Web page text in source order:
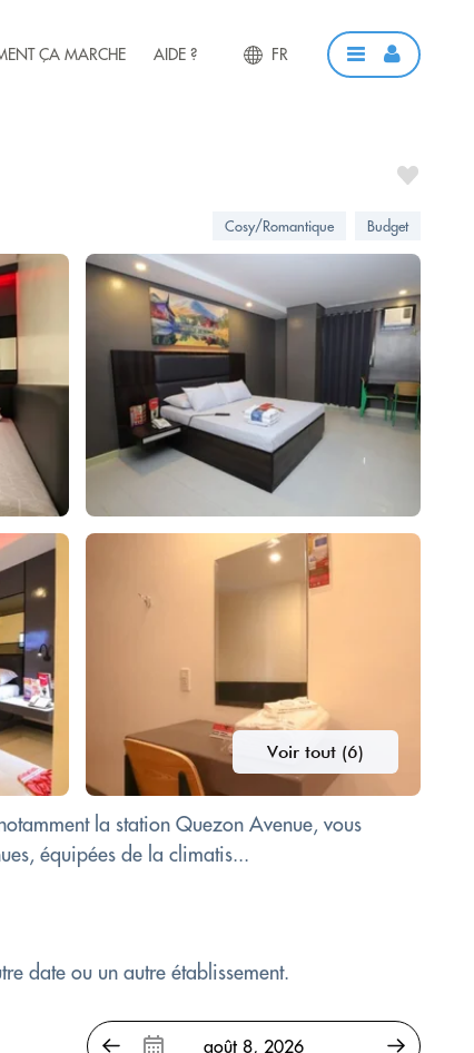
ÇA MARCHE AIDE ? FR
Cosy/Romantique Budget
Voir tout (6)
la station Quezon Avenue, vous
équipées de la climatis...
date ou un autre établissement.